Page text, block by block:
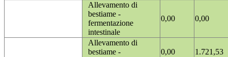
Allevamento di
bestiame -
fermentazione
intestinale
0,00 0,00
Allevamento di
bestiame -
0,00 1.721,53